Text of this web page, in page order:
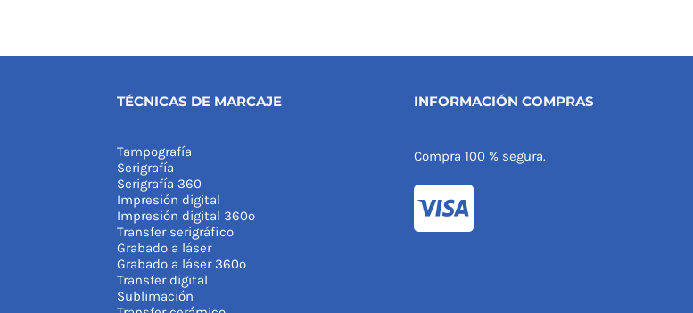
TÉCNICAS DE MARCAJE
Tampografía
Serigrafía
Serigrafía 360
Impresión digital
Impresión digital 360º
Transfer serigráfico
Grabado a láser
Grabado a láser 360º
Transfer digital
Sublimación
INFORMACIÓN COMPRAS
Compra 100 % segura.